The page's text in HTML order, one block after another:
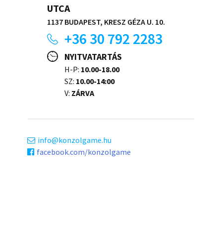
UTCA
1137 BUDAPEST, KRESZ GÉZA U. 10.
+36 30 792 2283
NYITVATARTÁS
H-P: 10.00-18.00
SZ: 10.00-14:00
V: ZÁRVA
info
konzolgame.hu
facebook.com/konzolgame